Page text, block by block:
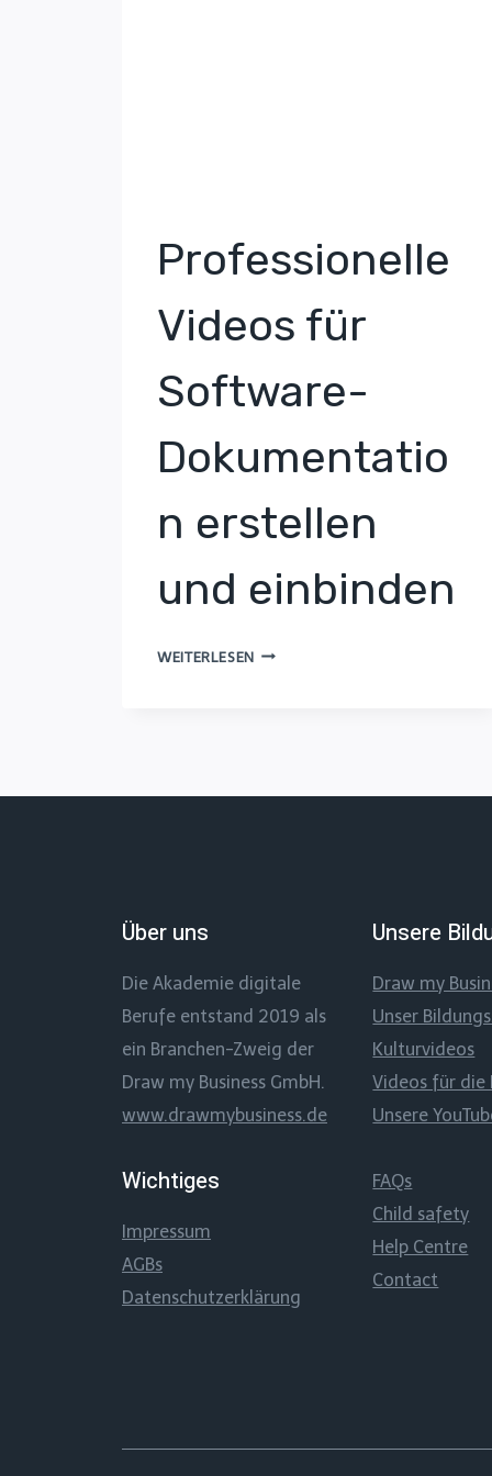
Professionelle
Videos für
Software-
Dokumentatio
n erstellen
und einbinden
WEITERLESEN PROFESSIONELLE
Über uns
Die Akademie digitale
Berufe entstand 2019 als
ein Branchen-Zweig der
Draw my Business GmbH.
www.drawmybusiness.de
Wichtiges
Impressum
AGBs
Datenschutzerklärung
Unsere
Draw my
Unser
Kulturvideos
Videos für die
Unsere
FAQs
Child safety
Help Centre
Contact